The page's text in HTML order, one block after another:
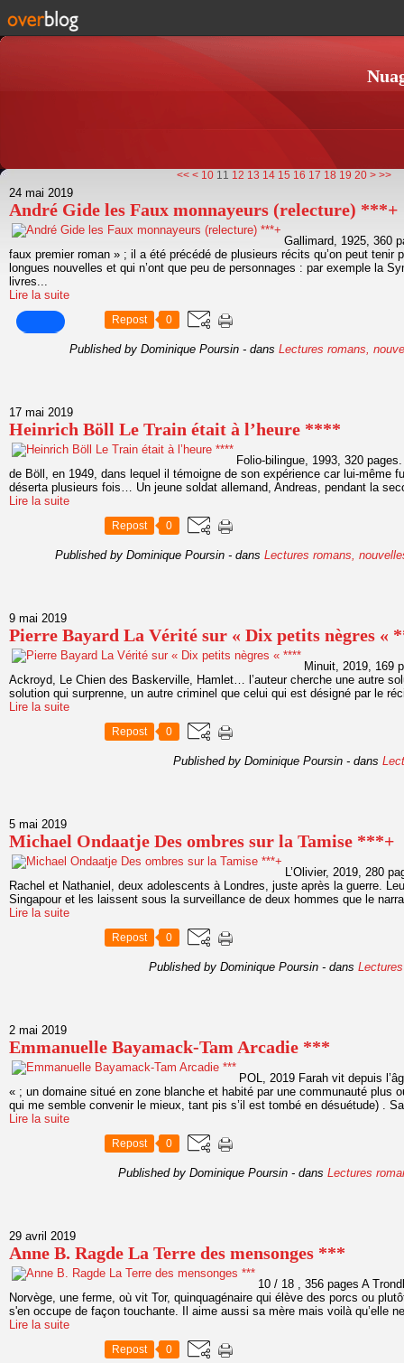
<< < 10 11 12 13 14 15 16 17 18 19 20 30
40
50
60
70
80
90
100
> >>
24 mai 2019
André Gide les Faux monnayeurs (relecture) ***+
Gallimard, 1925, 360
faux premier roman » ; il a été précédé de plusieurs récits qu’on peut tenir
longues nouvelles et qui n’ont que peu de personnages : par exemple la
livres...
Lire la suite
Repost 0
Published by Dominique Poursin - dans Lectures romans,
17 mai 2019
Heinrich Böll Le Train était à l’heure ****
Folio-bilingue, 1993, 320
de Böll, en 1949, dans lequel il témoigne de son expérience car lui-même
déserta plusieurs fois… Un jeune soldat allemand, Andreas, pendant la
Lire la suite
Repost 0
Published by Dominique Poursin - dans Lectures romans,
9 mai 2019
Pierre Bayard La Vérité sur « Dix petits nègres «
Minuit, 2019, 169
Ackroyd, Le Chien des Baskerville, Hamlet… l’auteur cherche une autre
solution qui surprenne, un autre criminel que celui qui est désigné par le
Lire la suite
Repost 0
Published by Dominique Poursin - dans
5 mai 2019
Michael Ondaatje Des ombres sur la Tamise ***+
L’Olivier, 2019, 280
Rachel et Nathaniel, deux adolescents à Londres, juste après la guerre.
Singapour et les laissent sous la surveillance de deux hommes que le
Lire la suite
Repost 0
Published by Dominique Poursin - dans
2 mai 2019
Emmanuelle Bayamack-Tam Arcadie ***
POL, 2019 Farah vit depuis
« ; un domaine situé en zone blanche et habité par une communauté plus
qui me semble convenir le mieux, tant pis s’il est tombé en désuétude) .
Lire la suite
Repost 0
Published by Dominique Poursin - dans Lectures
29 avril 2019
Anne B. Ragde La Terre des mensonges ***
10 / 18 , 356 pages A
Norvège, une ferme, où vit Tor, quinquagénaire qui élève des porcs ou
s'en occupe de façon touchante. Il aime aussi sa mère mais voilà qu’elle
Lire la suite
Repost 0